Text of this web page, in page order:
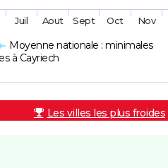
Moyenne nationale : minimales
à Cayriech
Juil Aout Sept Oct Nov
Les villes les plus froides